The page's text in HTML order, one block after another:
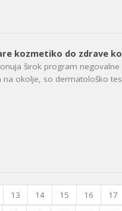
kozmetiko do zdrave
širok program negovalne
13 14 15 16 17